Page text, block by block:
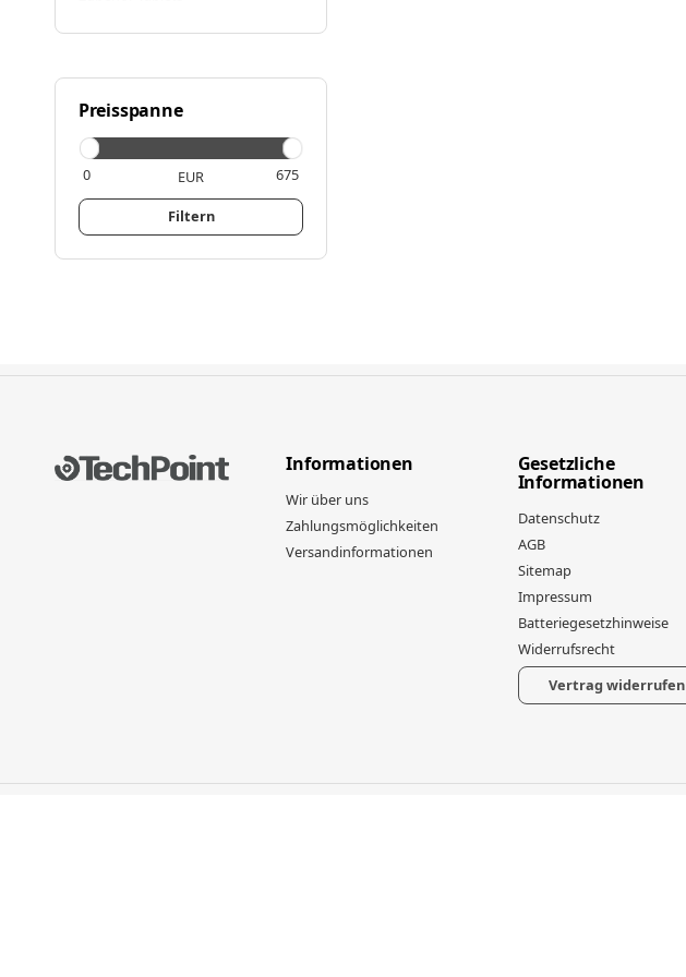
Preisspanne
EUR
Filtern
Informationen
Wir über uns
Zahlungsmöglichkeiten
Versandinformationen
Gesetzliche
Informationen
Datenschutz
AGB
Sitemap
Impressum
Batteriegesetzhinweise
Widerrufsrecht
Vertrag widerrufen